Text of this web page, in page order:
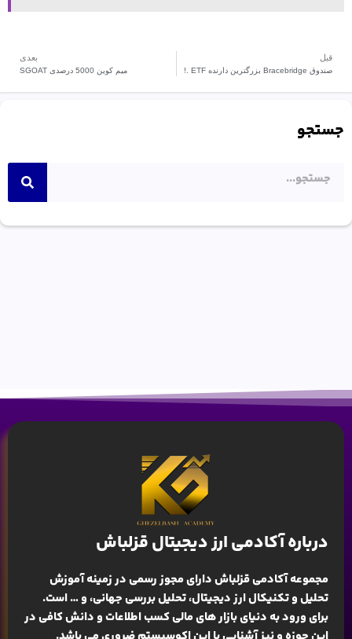
قبل
صندوق Bracebridge بزرگترین دارنده ETF .!
بعدی
میم کوین 5000 درصدی SGOAT
جستجو
درباره آکادمی ارز دیجیتال قزلباش
مجموعه آکادمی قزلباش دارای مجوز رسمی در زمینهآموزش
تحلیل و تکنیکال ارز دیجیتال، تحلیل بررسی جهانی، و … است.
برای ورود به دنیای بازار های مالی کسب اطلاعات و دانش کافی در